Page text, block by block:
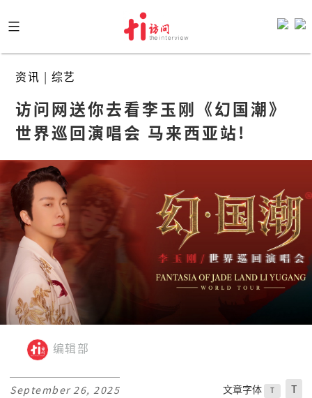
to
content
资讯 | 综艺
访问网送你去看李玉刚《幻国潮》
世界巡回演唱会 马来西亚站!
编辑部
September 26, 2025 文章字体 T T